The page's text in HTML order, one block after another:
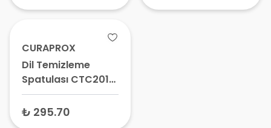
CURAPROX
Dil Temizleme
Spatulası CTC201
Tekli
₺ 295.70